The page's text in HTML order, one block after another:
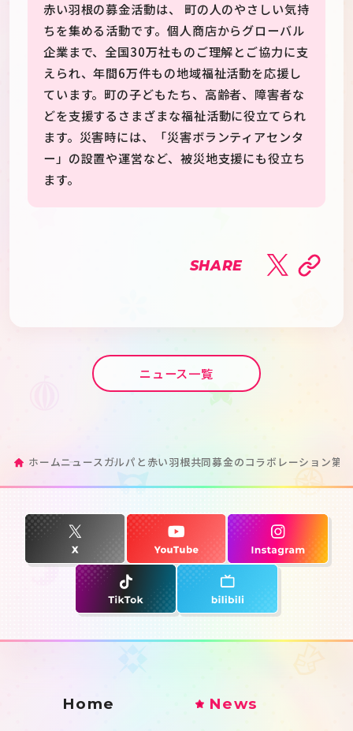
赤い羽根の募金活動は、 町の人のやさしい気持
ちを集める活動です。個人商店からグローバル
企業まで、全国30万社ものご理解とご協力に支
えられ、年間6万件もの地域福祉活動を応援し
ています。町の子どもたち、高齢者、障害者な
どを支援するさまざまな福祉活動に役立てられ
ます。災害時には、「災害ボランティアセンタ
ー」の設置や運営など、被災地支援にも役立ち
ます。
SHARE
ニュース一覧
ホームニュースガルパと赤い羽根共同募金のコラボレーション第2
Home News